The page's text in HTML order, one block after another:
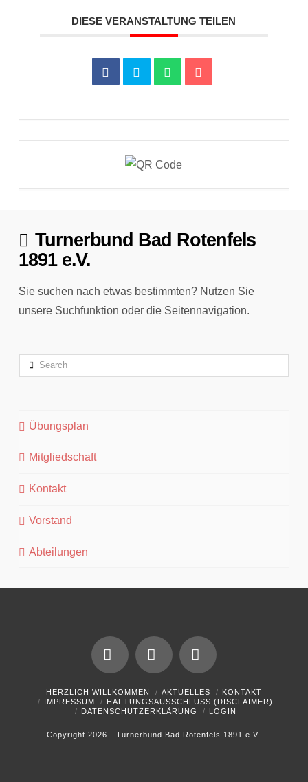
DIESE VERANSTALTUNG TEILEN
Turnerbund Bad Rotenfels
1891 e.V.
Sie suchen nach etwas bestimmten? Nutzen Sie
unsere Suchfunktion oder die Seitennavigation.
Search
Übungsplan
Mitgliedschaft
Kontakt
Vorstand
Abteilungen
FacebookYouTubeInstagram
HERZLICH WILLKOMMEN AKTUELLES
KONTAKT
IMPRESSUM
HAFTUNGSAUSSCHLUSS (DISCLAIMER)
DATENSCHUTZERKLÄRUNG
LOGIN
Copyright 2026 - Turnerbund Bad Rotenfels 1891 e.V.